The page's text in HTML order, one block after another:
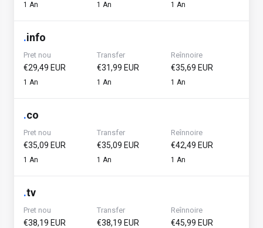
1 An 1 An 1 An
.info
Pret nou
€29,49 EUR
1 An
Transfer
€31,99 EUR
1 An
Reînnoire
€35,69 EUR
1 An
.co
Pret nou
€35,09 EUR
1 An
Transfer
€35,09 EUR
1 An
Reînnoire
€42,49 EUR
1 An
.tv
Pret nou
€38,19 EUR
Transfer
€38,19 EUR
Reînnoire
€45,99 EUR